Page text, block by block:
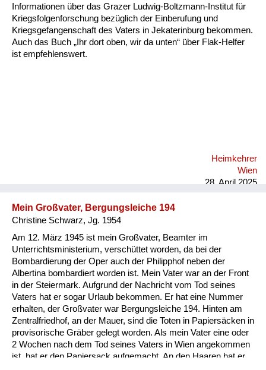
Informationen über das Grazer Ludwig-Boltzmann-Institut für
Kriegsfolgenforschung bezüglich der Einberufung und
Kriegsgefangenschaft des Vaters in Jekaterinburg bekommen.
Auch das Buch „Ihr dort oben, wir da unten“ über Flak-Helfer
ist empfehlenswert.
Heimkehrer
Wien
28. April 2025
Mein Großvater, Bergungsleiche 194
Christine Schwarz, Jg. 1954
Am 12. März 1945 ist mein Großvater, Beamter im
Unterrichtsministerium, verschüttet worden, da bei der
Bombardierung der Oper auch der Philipphof neben der
Albertina bombardiert worden ist. Mein Vater war an der Front
in der Steiermark. Aufgrund der Nachricht vom Tod seines
Vaters hat er sogar Urlaub bekommen. Er hat eine Nummer
erhalten, der Großvater war Bergungsleiche 194. Hinten am
Zentralfriedhof, an der Mauer, sind die Toten in Papiersäcken in
provisorische Gräber gelegt worden. Als mein Vater eine oder
2 Wochen nach dem Tod seines Vaters in Wien angekommen
ist, hat er den Papiersack aufgemacht. An den Haaren hat er